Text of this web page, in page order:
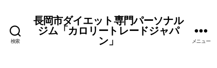
検索
長岡市ダイエット専門パーソナル
ジム「カロリートレードジャパ
ン」
メニュー